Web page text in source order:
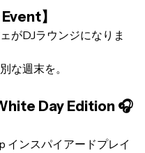
】
がDJラウンジになりま
な週末を。
Day Edition 🎧
インスパイアードプレイ